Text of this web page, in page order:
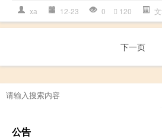
xa 12-23 0 120
下一页
公告